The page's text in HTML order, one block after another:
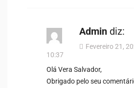
Admin diz:
Fevereiro 21,
10:37
Olá Vera Salvador,
Obrigado pelo seu